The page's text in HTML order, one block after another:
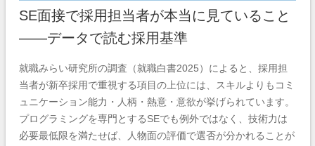
SE面接で採用担当者が本当に見ていること
——データで読む採用基準
就職みらい研究所の調査（就職白書2025）によると、採用担
当者が新卒採用で重視する項目の上位には、スキルよりもコミ
ュニケーション能力・人柄・熱意・意欲が挙げられています。
プログラミングを専門とするSEでも例外ではなく、技術力は
必要最低限を満たせば、人物面の評価で選否が分かれることが